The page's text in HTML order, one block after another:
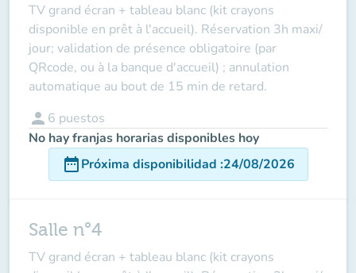
TV grand écran + tableau blanc (kit crayons
disponible en prêt à l'accueil). Réservation 3h maxi/
jour; validation de présence obligatoire (par
QRcode, ou à la banque d'accueil) ; annulation
automatique au bout de 15 min de retard.
person 6 puestos
No hay franjas horarias disponibles hoy
date_rangePróxima disponibilidad :24/08/2026
Salle n°4
TV grand écran + tableau blanc (kit crayons